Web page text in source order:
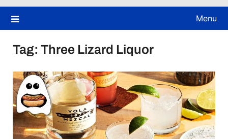
Menu
Tag: Three Lizard Liquor